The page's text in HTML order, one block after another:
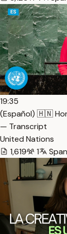
19:35
(Español) 🇭🇳
— Transcript
United Nations
1,619
1